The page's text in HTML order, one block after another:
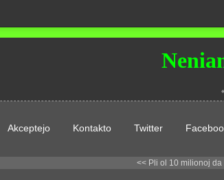
Akceptejo Kontakto Twitter
<< Pli ol 10 milionoj da